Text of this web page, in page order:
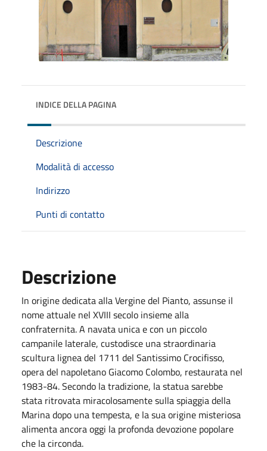
INDICE DELLA PAGINA
Descrizione
Modalità di accesso
Indirizzo
Punti di contatto
Descrizione
In origine dedicata alla Vergine del Pianto, assunse il
nome attuale nel XVIII secolo insieme alla
confraternita. A navata unica e con un piccolo
campanile laterale, custodisce una straordinaria
scultura lignea del 1711 del Santissimo Crocifisso,
opera del napoletano Giacomo Colombo, restaurata nel
1983-84. Secondo la tradizione, la statua sarebbe
stata ritrovata miracolosamente sulla spiaggia della
Marina dopo una tempesta, e la sua origine misteriosa
alimenta ancora oggi la profonda devozione popolare
che la circonda.